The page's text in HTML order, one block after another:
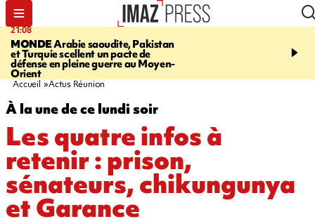
21:08
MONDEArabie saoudite, Pakistan
et Turquie scellent un pacte de
défense en pleine guerre au Moyen-
Orient
08:11
de cartes à
Accueil Actus Réunion
À la une de ce lundi soir
Les quatre infos à
retenir : prison,
sénateurs, chikungunya
et Garance